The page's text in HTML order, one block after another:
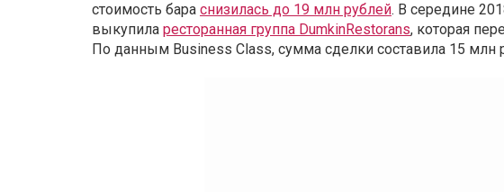
стоимость бара снизилась до 19 млн рублей. В середине
выкупила ресторанная группа DumkinRestorans, которая
По данным Business Class, сумма сделки составила 15 млн